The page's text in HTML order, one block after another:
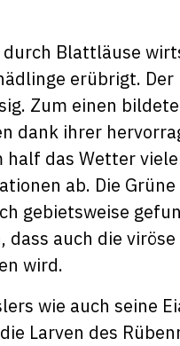
Blattläuse
erübrigt. Der
Zum einen
dank ihrer
half das Wetter
ab. Die Grüne
gebietsweise
dass auch die viröse
wird.
wie auch seine
Larven des